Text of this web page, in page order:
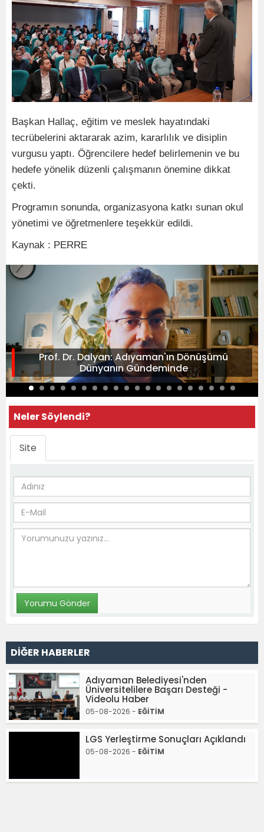
Başkan Hallaç, eğitim ve meslek hayatındaki
tecrübelerini aktararak azim, kararlılık ve disiplin
vurgusu yaptı. Öğrencilere hedef belirlemenin ve bu
hedefe yönelik düzenli çalışmanın önemine dikkat
çekti.
Programın sonunda, organizasyona katkı sunan okul
yönetimi ve öğretmenlere teşekkür edildi.
Kaynak : PERRE
Prof. Dr. Dalyan: Adıyaman'ın Dönüşümü
Dünyanın Gündeminde
Neler Söylendi?
Site
DİĞER HABERLER
Adıyaman Belediyesi'nden
Üniversitelilere Başarı Desteği -
Videolu Haber
05-08-2026 - EĞİTİM
LGS Yerleştirme Sonuçları Açıklandı
05-08-2026 - EĞİTİM